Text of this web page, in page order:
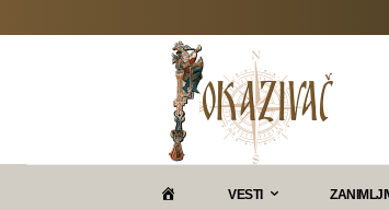
VESTI